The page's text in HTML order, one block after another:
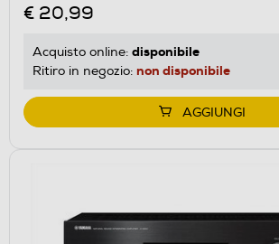
€ 20,99
Acquisto online: disponibile
Ritiro in negozio: non disponibile
AGGIUNGI